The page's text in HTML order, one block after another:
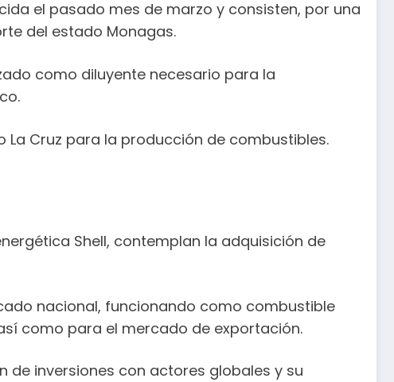
el pasado mes de marzo y consisten, por una
del estado Monagas.
como diluyente necesario para la
La Cruz para la producción de combustibles.
Shell, contemplan la adquisición de
nacional, funcionando como combustible
como para el mercado de exportación.
de inversiones con actores globales y su